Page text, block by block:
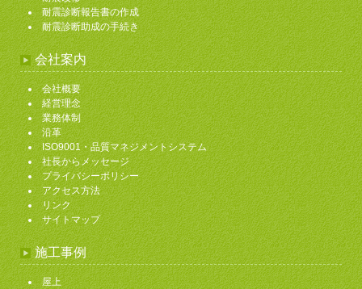
耐震診断報告書の作成
耐震診断助成の手続き
会社案内
会社概要
経営理念
業務体制
沿革
ISO9001・品質マネジメントシステム
社長からメッセージ
プライバシーポリシー
アクセス方法
リンク
サイトマップ
施工事例
屋上